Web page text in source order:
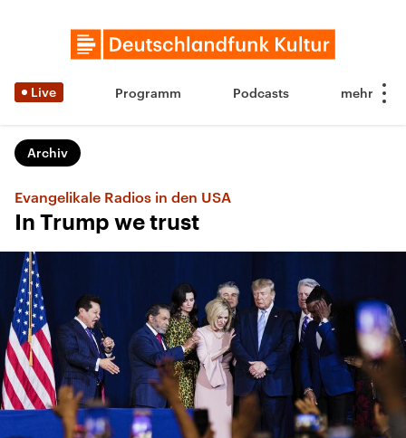
Live Programm Podcasts
Archiv
Evangelikale Radios in den USA
In Trump we trust